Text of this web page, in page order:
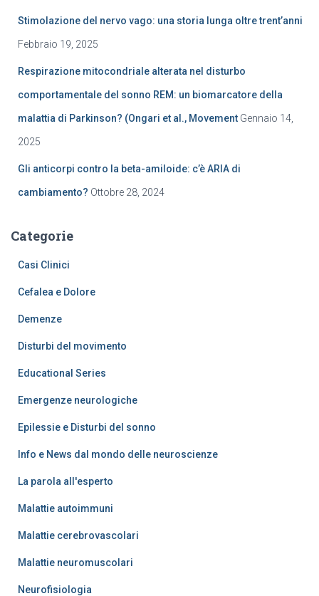
Stimolazione del nervo vago: una storia lunga oltre trent’anni
Febbraio 19, 2025
Respirazione mitocondriale alterata nel disturbo
comportamentale del sonno REM: un biomarcatore della
malattia di Parkinson? (Ongari et al., Movement Gennaio 14,
2025
Gli anticorpi contro la beta-amiloide: c’è ARIA di
cambiamento? Ottobre 28, 2024
Categorie
Casi Clinici
Cefalea e Dolore
Demenze
Disturbi del movimento
Educational Series
Emergenze neurologiche
Epilessie e Disturbi del sonno
Info e News dal mondo delle neuroscienze
La parola all'esperto
Malattie autoimmuni
Malattie cerebrovascolari
Malattie neuromuscolari
Neurofisiologia